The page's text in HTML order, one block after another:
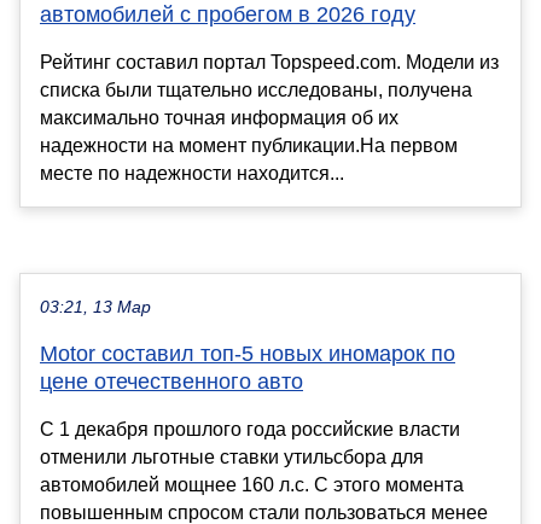
автомобилей с пробегом в 2026 году
Рейтинг составил портал Topspeed.com. Модели из
списка были тщательно исследованы, получена
максимально точная информация об их
надежности на момент публикации.На первом
месте по надежности находится...
03:21, 13 Мар
Motor составил топ-5 новых иномарок по
цене отечественного авто
С 1 декабря прошлого года российские власти
отменили льготные ставки утильсбора для
автомобилей мощнее 160 л.с. С этого момента
повышенным спросом стали пользоваться менее